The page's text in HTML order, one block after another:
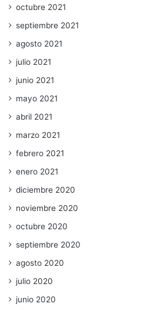
octubre 2021
septiembre 2021
agosto 2021
julio 2021
junio 2021
mayo 2021
abril 2021
marzo 2021
febrero 2021
enero 2021
diciembre 2020
noviembre 2020
octubre 2020
septiembre 2020
agosto 2020
julio 2020
junio 2020